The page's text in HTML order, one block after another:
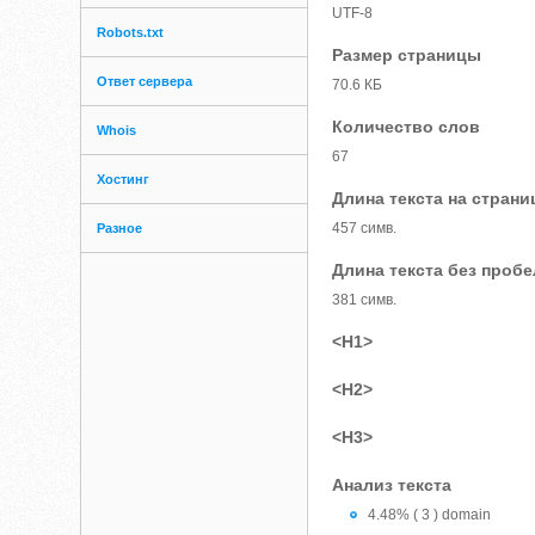
Robots.txt
Ответ сервера
Whois
Хостинг
Разное
UTF-8
Размер страницы
70.6 КБ
Количество слов
67
Длина текста на
457 симв.
Длина текста без
381 симв.
<H1>
<H2>
<H3>
Анализ текста
4.48% ( 3 ) domain